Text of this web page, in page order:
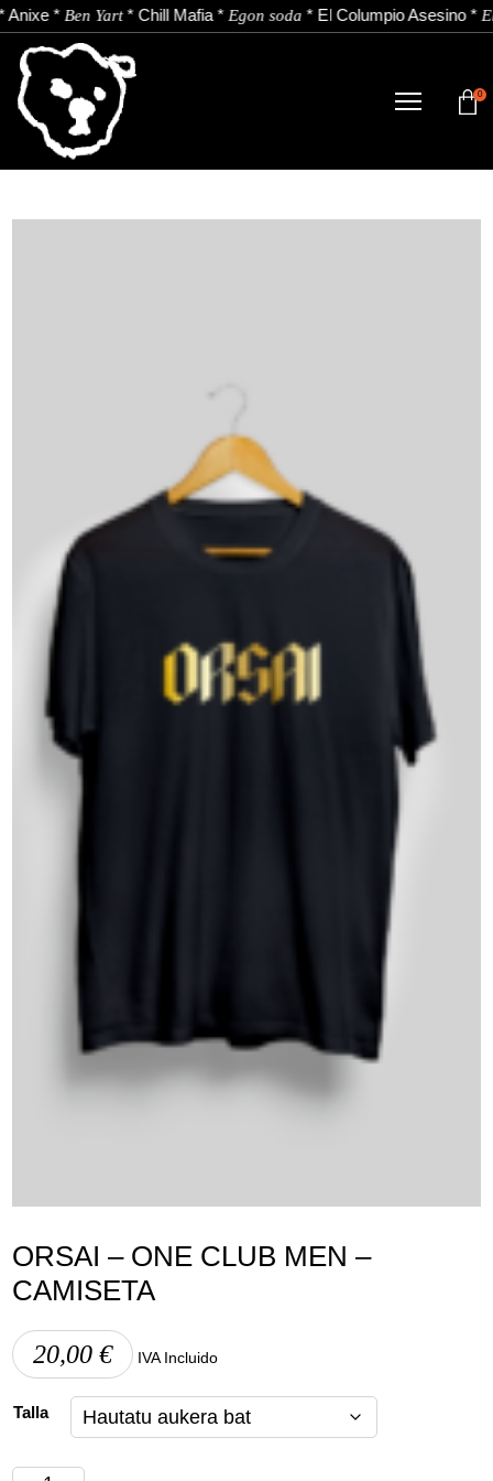
Anixe*Ben Yart*Chill Mafia*Egon soda*El Columpio Asesino*
DENDA
Spotify
Cookieen politika Pribatutasun-politika
0
ORSAI – ONE CLUB MEN –
CAMISETA
20,00€ IVA Incluido
Talla
Orsai